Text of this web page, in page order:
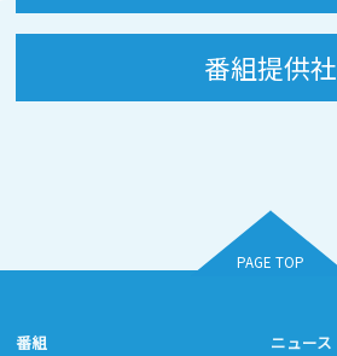
番組提供社
PAGE TOP
番組 ニュース